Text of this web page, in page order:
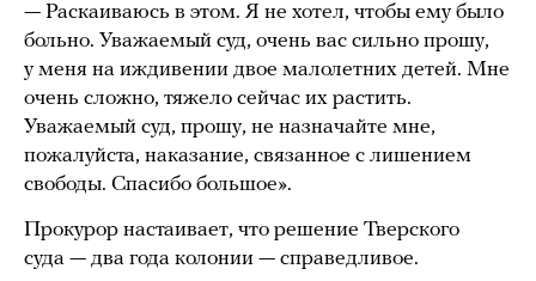
— Раскаиваюсь в этом. Я не хотел, чтобы ему было
больно. Уважаемый суд, очень вас сильно прошу,
у меня на иждивении двое малолетних детей. Мне
очень сложно, тяжело сейчас их растить.
Уважаемый суд, прошу, не назначайте мне,
пожалуйста, наказание, связанное с лишением
свободы. Спасибо большое».
Прокурор настаивает, что решение Тверского
суда — два года колонии — справедливое.